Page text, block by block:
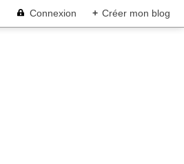
Connexion + Créer mon blog